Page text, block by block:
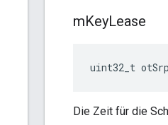
mKeyLease
uint32_t
Die Zeit für die